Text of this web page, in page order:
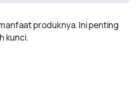
produknya. Ini penting
kunci.